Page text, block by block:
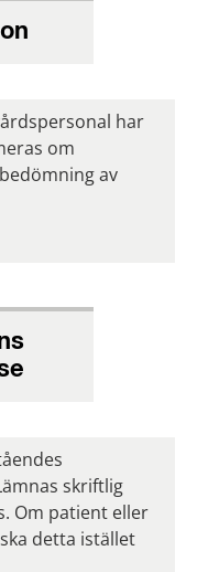
har
om
av
skriftlig
Om patient eller
detta istället